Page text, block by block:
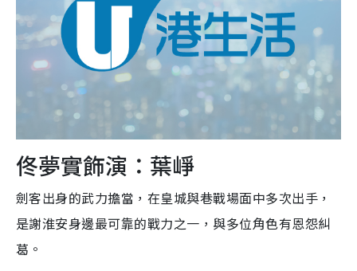
佟夢實飾演：葉崢
劍客出身的武力擔當，在皇城與巷戰場面中多次出手，
是謝淮安身邊最可靠的戰力之一，與多位角色有恩怨糾
葛。​